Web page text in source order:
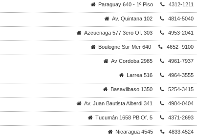
Paraguay 640 - 1º Piso 4312-1211
Av. Quintana 102 4814-5040
Azcuenaga 577 3ero Of. 303 4953-2041
Boulogne Sur Mer 640 4652- 9100
Av Cordoba 2985 4961-7937
Larrea 516 4964-3555
Basavilbaso 1350 5254-3415
Av. Juan Bautista Alberdi 341 4904-0404
Tucumán 1658 PB Of. 5 4371-2693
Nicaragua 4545 4833.4524